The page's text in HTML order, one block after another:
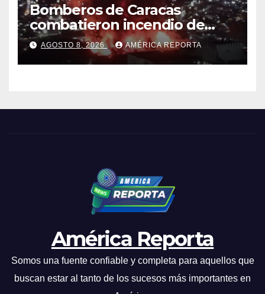
Bomberos de Caracas
combatieron incendio de
gran magnitud en zona
industrial de El Llanito
AGOSTO 8, 2026 AMÉRICA REPORTA
América Reporta
Somos una fuente confiable y completa para aquellos que
buscan estar al tanto de los sucesos más importantes en